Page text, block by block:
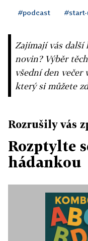
#podcast #start-
Zajímají vás
novin? Výběr
všední den večer
který si můžete
Rozrušily vás
Rozptylte
hádankou